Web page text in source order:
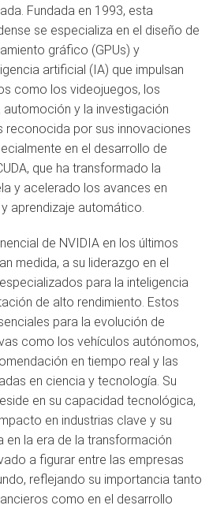
Fundada en 1993, esta
se especializa en el diseño de
gráfico (GPUs) y
artificial (IA) que impulsan
como los videojuegos, los
y la investigación
reconocida por sus innovaciones
en el desarrollo de
que ha transformado la
y acelerado los avances en
aprendizaje automático.
de NVIDIA en los últimos
medida, a su liderazgo en el
para la inteligencia
de alto rendimiento. Estos
para la evolución de
como los vehículos autónomos,
en tiempo real y las
en ciencia y tecnología. Su
en su capacidad tecnológica,
en industrias clave y su
en la era de la transformación
a figurar entre las empresas
reflejando su importancia tanto
como en el desarrollo